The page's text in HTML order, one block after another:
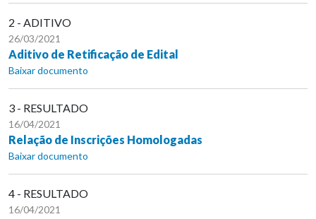
2 - ADITIVO
26/03/2021
Aditivo de Retificação de Edital
Baixar documento
3 - RESULTADO
16/04/2021
Relação de Inscrições Homologadas
Baixar documento
4 - RESULTADO
16/04/2021